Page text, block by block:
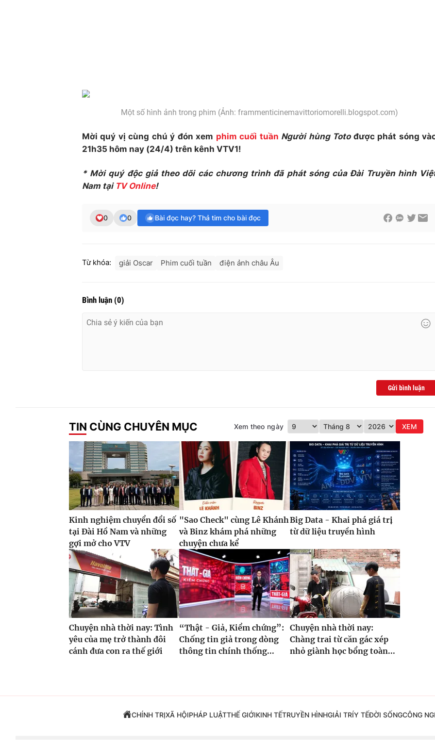
Một số hình ảnh trong phim (Ảnh: frammenticinemavittoriomorelli.blogspot.com)
Mời quý vị cùng chú ý đón xem phim cuối tuần Người hùng Totođược phát sóng
21h35 hôm nay (24/4) trên kênh VTV1!
* Mời quý độc giả theo dõi các chương trình đã phát sóng của Đài Truyền hình
Nam tại TV Online!
0 0 Bài đọc hay? Thả tim cho bài đọc
Từ khóa: giải Oscar Phim cuối tuần điện ảnh châu Âu
Bình luận (0)
Gửi bình luận
TIN CÙNG CHUYÊN MỤC Xem theo ngày XEM
Kinh nghiệm chuyển đổi số
tại Đài Hồ Nam và những
gợi mở cho VTV
"Sao Check" cùng Lê Khánh
và Binz khám phá những
chuyện chưa kể
Big Data - Khai phá giá trị
từ dữ liệu truyền hình
Chuyện nhà thời nay: Tình
yêu của mẹ trở thành đôi
cánh đưa con ra thế giới
“Thật - Giả, Kiểm chứng”:
Chống tin giả trong dòng
thông tin chính thống...
Chuyện nhà thời nay:
Chàng trai từ căn gác xép
nhỏ giành học bổng toàn...
CHÍNH TRỊXÃ HỘIPHÁP LUẬTTHẾ GIỚIKINH TẾTRUYỀN HÌNHGIẢI TRÍY TẾĐỜI SỐNGCÔNG